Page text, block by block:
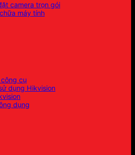
camera trọn gói
máy tính
công cụ
dụng Hikvision
dụng